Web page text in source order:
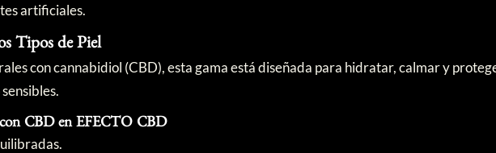
artificiales.
Tipos de Piel
con cannabidiol (CBD), esta gama está diseñada para hidratar, calmar y
CBD en EFECTO CBD